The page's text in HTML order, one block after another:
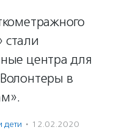
центра для
в
дети · 12.02.2020